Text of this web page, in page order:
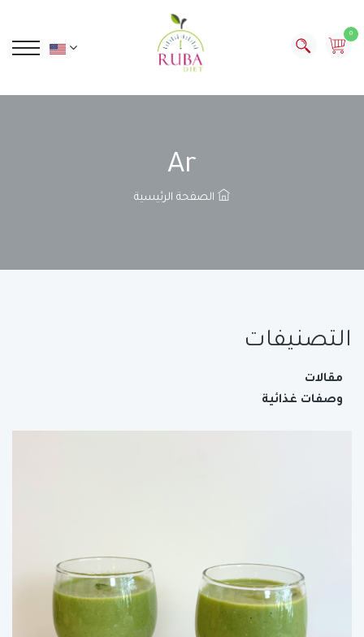
0
Ar
الصفحة الرئيسية
التصنيفات
مقالات
وصفات غذائية